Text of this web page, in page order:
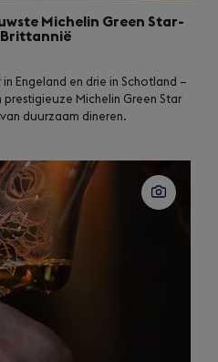
Michelin Green Star-
Engeland en drie in Schotland –
Michelin Green Star
duurzaam dineren.